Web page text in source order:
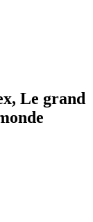
Le grand